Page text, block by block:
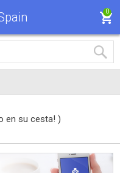
0
en su cesta! )